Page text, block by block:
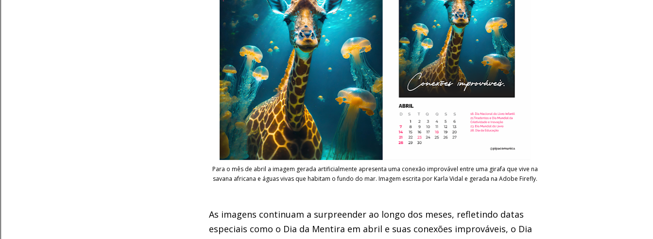
Para o mês de abril a imagem gerada artificialmente apresenta uma conexão improvável entre uma girafa que vive na
savana africana e águas vivas que habitam o fundo do mar. Imagem escrita por Karla Vidal e gerada na Adobe Firefly.
As imagens continuam a surpreender ao longo dos meses, refletindo datas
especiais como o Dia da Mentira em abril e suas conexões improváveis, o Dia